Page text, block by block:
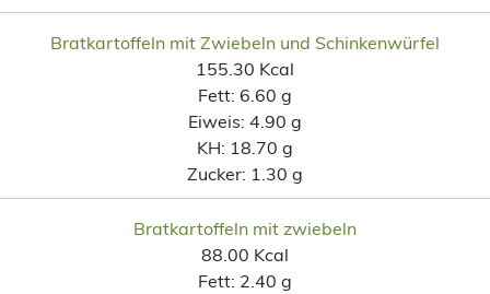
Bratkartoffeln mit Zwiebeln und Schinkenwürfel
155.30 Kcal
Fett: 6.60 g
Eiweis: 4.90 g
KH: 18.70 g
Zucker: 1.30 g
Bratkartoffeln mit zwiebeln
88.00 Kcal
Fett: 2.40 g